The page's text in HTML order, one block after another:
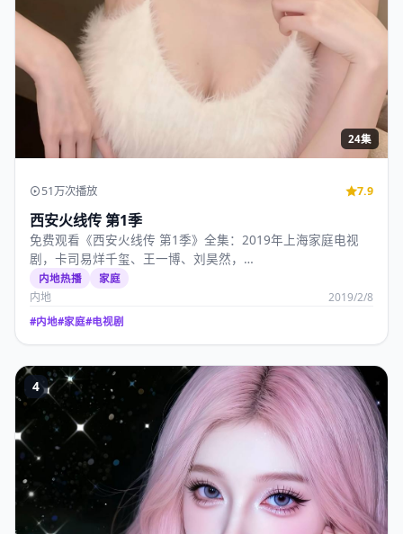
24集
51万次播放 7.9
西安火线传 第1季
免费观看《西安火线传 第1季》全集：2019年上海家庭电视
剧，卡司易烊千玺、王一博、刘昊然，…
内地热播 家庭
内地 2019/2/8
#内地#家庭#电视剧
4